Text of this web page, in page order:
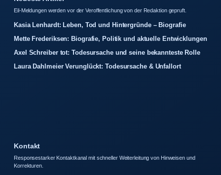
Eil-Meldungen werden vor der Veroffentlichung von der Redaktion gepruft.
Kasia Lenhardt: Leben, Tod und Hintergründe – Biografie
Mette Frederiksen: Biografie, Politik und aktuelle Entwicklungen
Axel Schreiber tot: Todesursache und seine bekannteste Rolle
Laura Dahlmeier Verunglückt: Todesursache & Unfallort
Kontakt
Responsestarker Kontaktkanal mit schneller Weiterleitung von Hinweisen und
Korrekturen.